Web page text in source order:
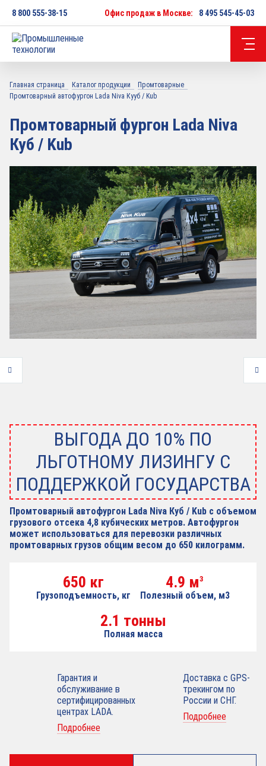
8 800 555-38-15 Офис продаж в Москве: 8 495 545-45-03
Главная страница Каталог продукции
Промтоварные
Промтоварный автофургон Lada Niva Кууб / Kub
Промтоварный фургон Lada Niva
Куб / Kub
ВЫГОДА ДО 10% ПО
ЛЬГОТНОМУ ЛИЗИНГУ С
ПОДДЕРЖКОЙ ГОСУДАРСТВА
Промтоварный автофургон Lada Niva Куб / Kub с объемом
грузового отсека 4,8 кубических метров. Автофургон
может использоваться для перевозки различных
промтоварных грузов общим весом до 650 килограмм.
650 кг
Грузоподъемность, кг
4.9 м3
Полезный объем, м3
2.1 тонны
Полная масса
Гарантия и
обслуживание в
сертифицированных
центрах LADA.
Подробнее
Доставка с GPS-
трекингом по
России и СНГ.
Подробнее